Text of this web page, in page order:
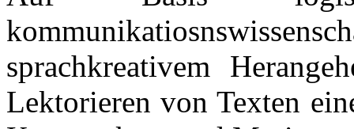
sprachkreativem
Lektorieren von Texten